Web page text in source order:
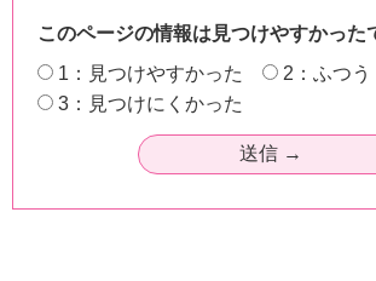
このページの情報は見つけやすかった
1：見つけやすかった
2：ふつう
3：見つけにくかった